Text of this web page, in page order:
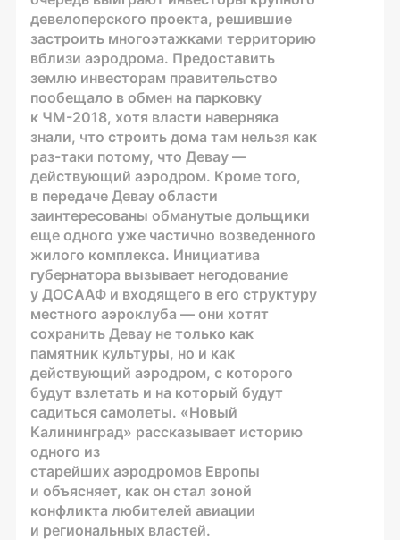
девелоперского проекта, решившие
застроить многоэтажками территорию
вблизи аэродрома. Предоставить
землю инвесторам правительство
пообещало в обмен на парковку
к ЧМ-2018, хотя власти наверняка
знали, что строить дома там нельзя как
раз-таки потому, что Девау —
действующий аэродром. Кроме того,
в передаче Девау области
заинтересованы обманутые дольщики
еще одного уже частично возведенного
жилого комплекса. Инициатива
губернатора вызывает негодование
у ДОСААФ и входящего в его структуру
местного аэроклуба — они хотят
сохранить Девау не только как
памятник культуры, но и как
действующий аэродром, с которого
будут взлетать и на который будут
садиться самолеты. «Новый
Калининград» рассказывает историю
одного из
старейших аэродромов Европы
и объясняет, как он стал зоной
конфликта любителей авиации
и региональных властей.